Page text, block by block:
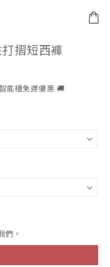
打摺短西褲
能櫃免運優惠 🚚
們。